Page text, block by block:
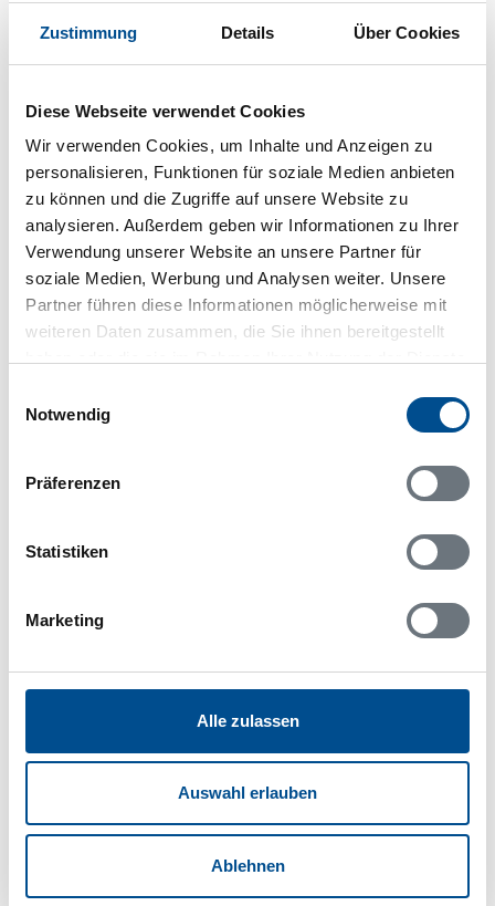
Zustimmung Details Über Cookies
Diese Webseite verwendet Cookies
Wir verwenden Cookies, um Inhalte und Anzeigen zu
personalisieren, Funktionen für soziale Medien anbieten
zu können und die Zugriffe auf unsere Website zu
analysieren. Außerdem geben wir Informationen zu Ihrer
Verwendung unserer Website an unsere Partner für
soziale Medien, Werbung und Analysen weiter. Unsere
Partner führen diese Informationen möglicherweise mit
weiteren Daten zusammen, die Sie ihnen bereitgestellt
Notwendig
Präferenzen
Statistiken
Marketing
Alle zulassen
Auswahl erlauben
Ablehnen
Wunder also, dass die Nachfrage nach Nordlichttouren
wächst.
Sogar klimaneutrale Touren findet ihr inzwischen,
wenn ihr bei der Jagd nach Nordlicht euren
ökologischen Fußabdruck minimieren wollt. Abisko,
das als eines der besten Ziele zur Beobachtung von
Nordlichtern weltweit gilt, hat sogar eine eigene
Nordlicht-Infrastruktur entwickelt.
Unser Tipp: Ein Ferienhausurlaub lässt sich ideal mit
einer Nordlichttour verbinden – denn wer länger vor
Stockholms Schärengarten zu einem
Die Inselwelt vor den Toren der schwedischen